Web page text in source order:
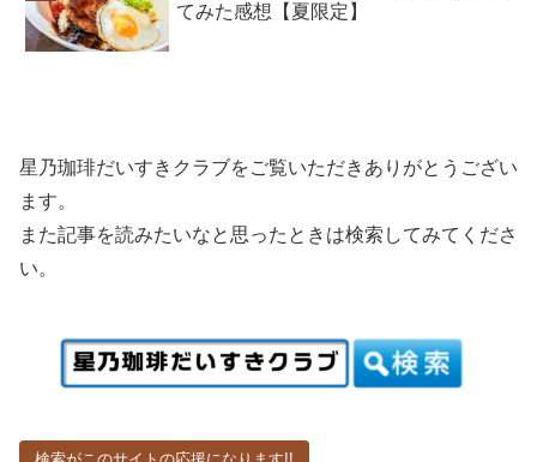
てみた感想【夏限定】
星乃珈琲だいすきクラブをご覧いただきありがとうござい
ます。
また記事を読みたいなと思ったときは検索してみてくださ
い。